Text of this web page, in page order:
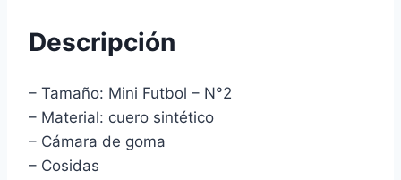
Descripción
– Tamaño: Mini Futbol – N°2
– Material: cuero sintético
– Cámara de goma
– Cosidas